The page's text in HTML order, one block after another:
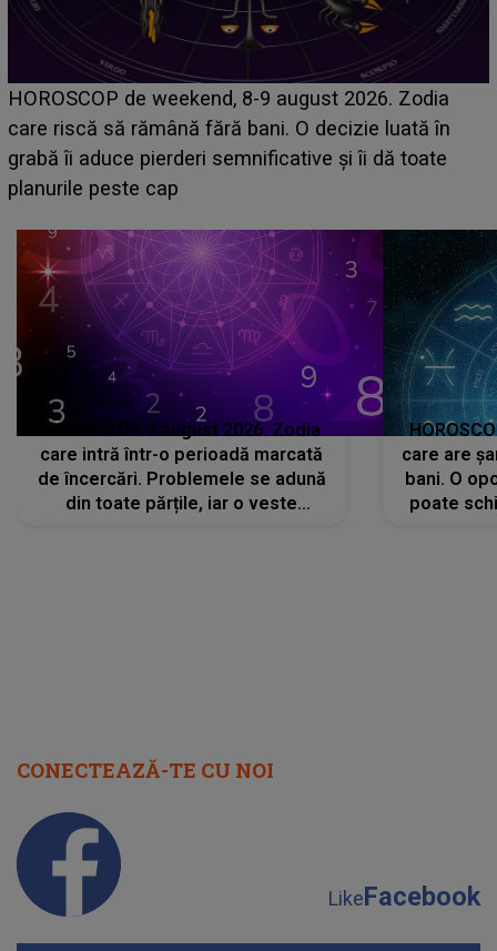
Emanuel a ținut ACEST DETALIU ASCUNS până
acum! În fața Alexandrei, concurentul din Casa Iubirii
face o MĂRTURISIRE NEAȘTEPTATĂ despre mama
sa: "I-am spus și ei în față, eu nu te iubesc pentru
HOROSCOP 7 august 2026. Zodia
care intră într-o perioadă marcată
de încercări. Problemele se adună
din toate părțile, iar o veste
care are
bani. O
poate
CONECTEAZĂ-TE CU NOI
LikeFacebook